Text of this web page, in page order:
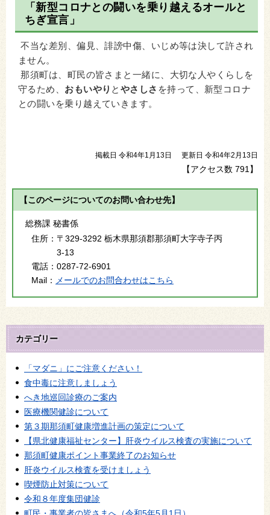
「新型コロナとの闘いを乗り越えるオールと
ちぎ宣言」
不当な差別、偏見、誹謗中傷、いじめ等は決して許され
ません。
那須町は、町民の皆さまと一緒に、大切な人やくらしを
守るため、 おもいやり と やさしさ を持って、新型コロナ
との闘いを乗り越えていきます。
掲載日 令和4年1月13日 更新日 令和4年2月13日
【アクセス数 791 】
【このページについてのお問い合わせ先】
総務課 秘書係
住所： 〒329-3292 栃木県那須郡那須町大字寺子丙
3-13
電話： 0287-72-6901
Mail：
メールでのお問合わせはこちら
カテゴリー
「マダニ」にご注意ください！
食中毒に注意しましょう
へき地巡回診療のご案内
医療機関健診について
第３期那須町健康増進計画の策定について
【県北健康福祉センター】肝炎ウイルス検査の実施について
那須町健康ポイント事業終了のお知らせ
肝炎ウイルス検査を受けましょう
喫煙防止対策について
令和８年度集団健診